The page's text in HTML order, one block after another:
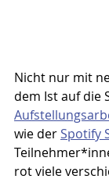
Nicht nur mit
dem Ist auf die
wie der Spotify
rot viele